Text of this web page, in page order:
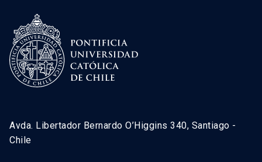
Avda. Libertador Bernardo O’Higgins 340, Santiago -
Chile